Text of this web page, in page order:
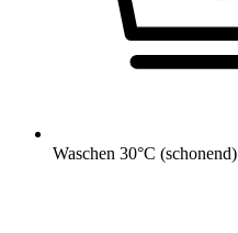
Waschen 30°C (schonend)